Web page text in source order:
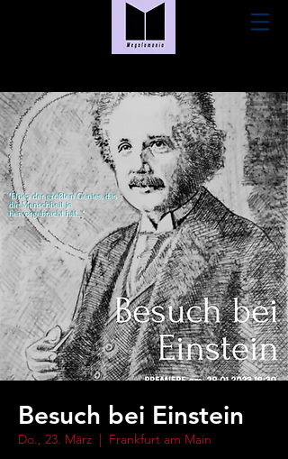
Besuch bei Einstein
Do., 23. März
  |
Frankfurt am Main